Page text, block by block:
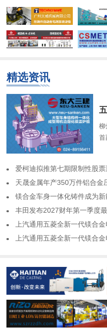
精选资讯
柳
首
爱柯迪拟推第七期限制性股票
天晟金属年产350万件铝合金
镁合金车身一体化铸件成为
丰田发布2027财年第一季度
上汽通用五菱全新一代镁合
上汽通用五菱全新一代镁合